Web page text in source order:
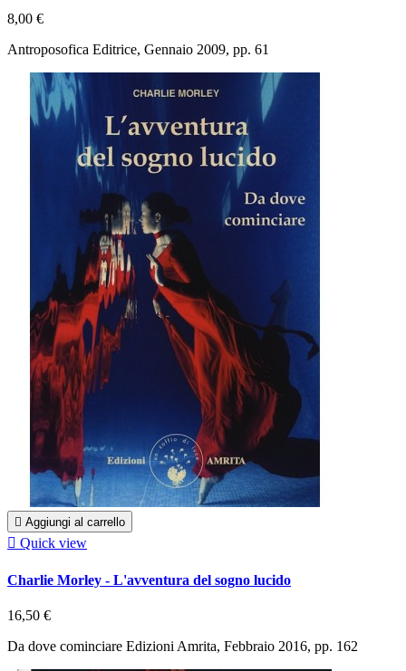
8,00 €
Antroposofica Editrice, Gennaio 2009, pp. 61
 Aggiungi al carrello
 Quick view
Charlie Morley - L'avventura del sogno lucido
16,50 €
Da dove cominciare Edizioni Amrita, Febbraio 2016, pp. 162